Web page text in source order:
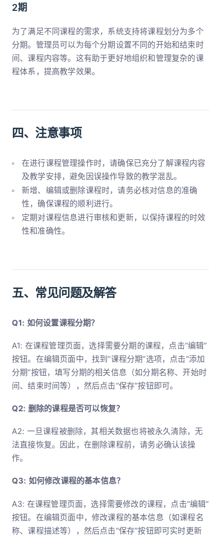
2期
为了满足不同课程的需求，系统支持将课程划分为多个
分期。管理员可以为每个分期设置不同的开始和结束时
间、课程内容等。这有助于更好地组织和管理复杂的课
程体系，提高教学效果。
四、注意事项
在进行课程管理操作时，请确保已充分了解课程内容
及教学安排，避免因误操作导致的教学混乱。
新增、编辑或删除课程时，请务必核对信息的准确
性，确保课程的顺利进行。
定期对课程信息进行审核和更新，以保持课程的时效
性和准确性。
五、常见问题及解答
Q1: 如何设置课程分期？
A1: 在课程管理页面，选择需要分期的课程，点击“编辑”
按钮。在编辑页面中，找到“课程分期”选项，点击“添加
分期”按钮，填写分期的相关信息（如分期名称、开始时
间、结束时间等），然后点击“保存”按钮即可。
Q2: 删除的课程是否可以恢复？
A2: 一旦课程被删除，其相关数据也将被永久清除，无
法直接恢复。因此，在删除课程前，请务必确认该操
作。
Q3: 如何修改课程的基本信息？
A3: 在课程管理页面，选择需要修改的课程，点击“编辑”
按钮。在编辑页面中，修改课程的基本信息（如课程名
称、课程描述等），然后点击“保存”按钮即可实时更新